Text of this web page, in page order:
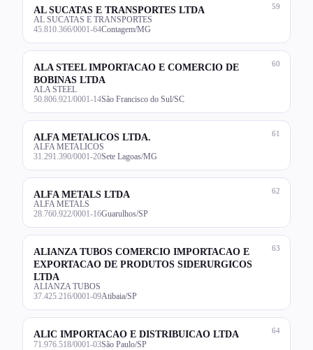
59
AL SUCATAS E TRANSPORTES LTDA
AL SUCATAS E TRANSPORTES
45.810.366/0001-64Contagem/MG
60
ALA STEEL IMPORTACAO E COMERCIO DE
BOBINAS LTDA
ALA STEEL
50.806.921/0001-14São Francisco do Sul/SC
61
ALFA METALICOS LTDA.
ALFA METALICOS
31.291.390/0001-20Sete Lagoas/MG
62
ALFA METALS LTDA
ALFA METALS
28.760.922/0001-16Guarulhos/SP
63
ALIANZA TUBOS COMERCIO IMPORTACAO E
EXPORTACAO DE PRODUTOS SIDERURGICOS
LTDA
ALIANZA TUBOS
37.425.216/0001-09Atibaia/SP
64
ALIC IMPORTACAO E DISTRIBUICAO LTDA
71.976.518/0001-03São Paulo/SP